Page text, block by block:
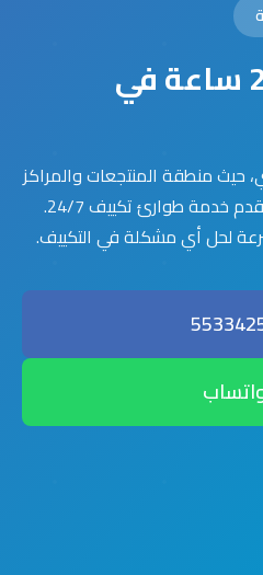
خدمة طوارئ 24 ساعة في
حيث منطقة المنتجعات والمراكز
السياحية، مؤسسة المشامع تقدم خدمة طوارئ تكييف 24/7.
لحل أي مشكلة في التكييف.